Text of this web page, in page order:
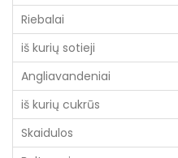
Riebalai
iš kurių sotieji
Angliavandeniai
iš kurių cukrūs
Skaidulos